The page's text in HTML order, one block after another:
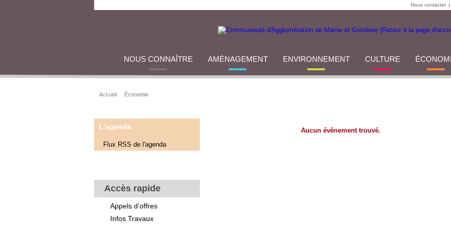
Nous contacter |
NOUS CONNAÎTRE AMÉNAGEMENT ENVIRONNEMENT CULTURE
Accueil Économie
L'agenda
Flux RSS de l'agenda
Accès rapide
Appels d'offres
Infos Travaux
Aucun évènement trouvé.